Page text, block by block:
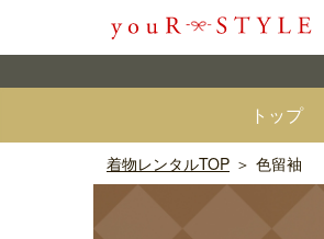
トップ
着物レンタルTOP 色留袖